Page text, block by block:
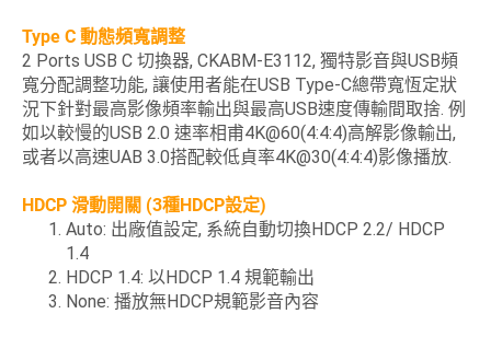
Type C 動態頻寬調整
2 Ports USB C 切換器, CKABM-E3112, 獨特影音與USB頻
寬分配調整功能, 讓使用者能在USB Type-C總帶寬恆定狀
況下針對最高影像頻率輸出與最高USB速度傳輸間取捨. 例
如以較慢的USB 2.0 速率相甫4K@60(4:4:4)高解影像輸出,
或者以高速UAB 3.0搭配較低貞率4K@30(4:4:4)影像播放.
HDCP 滑動開關 (3種HDCP設定)
Auto: 出廠值設定, 系統自動切換HDCP 2.2/ HDCP
1.4
HDCP 1.4: 以HDCP 1.4 規範輸出
None: 播放無HDCP規範影音內容